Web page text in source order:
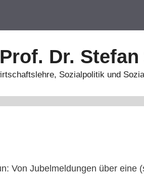
Prof. Dr. Stefan
Sozialpolitik und
Von Jubelmeldungen über eine